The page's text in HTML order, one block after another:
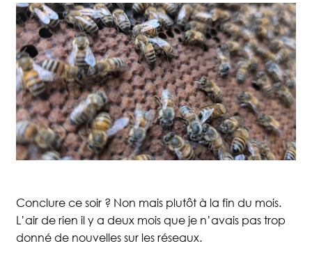
Conclure ce soir ? Non mais plutôt à la fin du mois.
L’air de rien il y a deux mois que je n’avais pas trop
donné de nouvelles sur les réseaux.